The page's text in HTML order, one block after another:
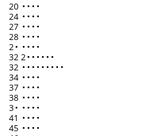
20 • • • •
24 • • • •
27 • • • •
28 • • • •
2• • • • •
32 2• • • • • •
32 • • • • • • • • •
34 • • • •
37 • • • •
38 • • • •
3• • • • •
41 • • • •
45 • • • •